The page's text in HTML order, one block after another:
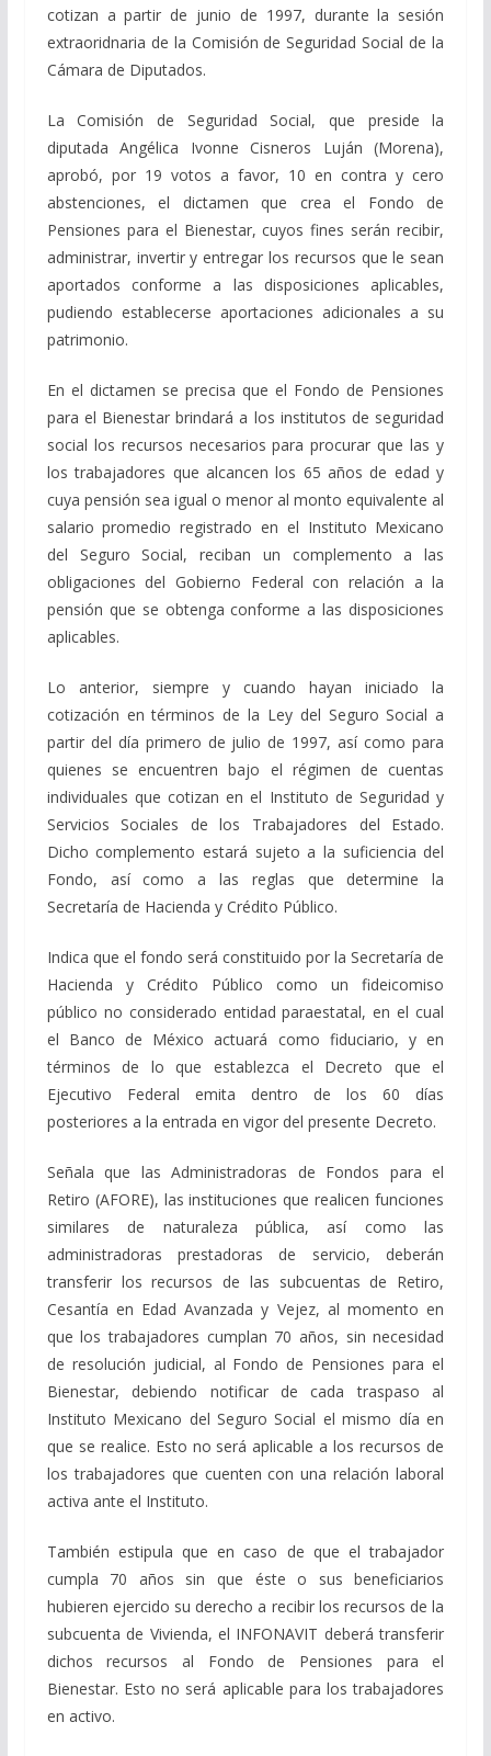
cotizan a partir de junio de 1997, durante la sesión
extraoridnaria de la Comisión de Seguridad Social de la
Cámara de Diputados.
La Comisión de Seguridad Social, que preside la
diputada Angélica Ivonne Cisneros Luján (Morena),
aprobó, por 19 votos a favor, 10 en contra y cero
abstenciones, el dictamen que crea el Fondo de
Pensiones para el Bienestar, cuyos fines serán recibir,
administrar, invertir y entregar los recursos que le sean
aportados conforme a las disposiciones aplicables,
pudiendo establecerse aportaciones adicionales a su
patrimonio.
En el dictamen se precisa que el Fondo de Pensiones
para el Bienestar brindará a los institutos de seguridad
social los recursos necesarios para procurar que las y
los trabajadores que alcancen los 65 años de edad y
cuya pensión sea igual o menor al monto equivalente al
salario promedio registrado en el Instituto Mexicano
del Seguro Social, reciban un complemento a las
obligaciones del Gobierno Federal con relación a la
pensión que se obtenga conforme a las disposiciones
aplicables.
Lo anterior, siempre y cuando hayan iniciado la
cotización en términos de la Ley del Seguro Social a
partir del día primero de julio de 1997, así como para
quienes se encuentren bajo el régimen de cuentas
individuales que cotizan en el Instituto de Seguridad y
Servicios Sociales de los Trabajadores del Estado.
Dicho complemento estará sujeto a la suficiencia del
Fondo, así como a las reglas que determine la
Secretaría de Hacienda y Crédito Público.
Indica que el fondo será constituido por la Secretaría de
Hacienda y Crédito Público como un fideicomiso
público no considerado entidad paraestatal, en el cual
el Banco de México actuará como fiduciario, y en
términos de lo que establezca el Decreto que el
Ejecutivo Federal emita dentro de los 60 días
posteriores a la entrada en vigor del presente Decreto.
Señala que las Administradoras de Fondos para el
Retiro (AFORE), las instituciones que realicen funciones
similares de naturaleza pública, así como las
administradoras prestadoras de servicio, deberán
transferir los recursos de las subcuentas de Retiro,
Cesantía en Edad Avanzada y Vejez, al momento en
que los trabajadores cumplan 70 años, sin necesidad
de resolución judicial, al Fondo de Pensiones para el
Bienestar, debiendo notificar de cada traspaso al
Instituto Mexicano del Seguro Social el mismo día en
que se realice. Esto no será aplicable a los recursos de
los trabajadores que cuenten con una relación laboral
activa ante el Instituto.
También estipula que en caso de que el trabajador
cumpla 70 años sin que éste o sus beneficiarios
hubieren ejercido su derecho a recibir los recursos de la
subcuenta de Vivienda, el INFONAVIT deberá transferir
dichos recursos al Fondo de Pensiones para el
Bienestar. Esto no será aplicable para los trabajadores
en activo.